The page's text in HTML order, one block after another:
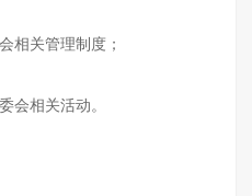
相关管理制度；
会相关活动。